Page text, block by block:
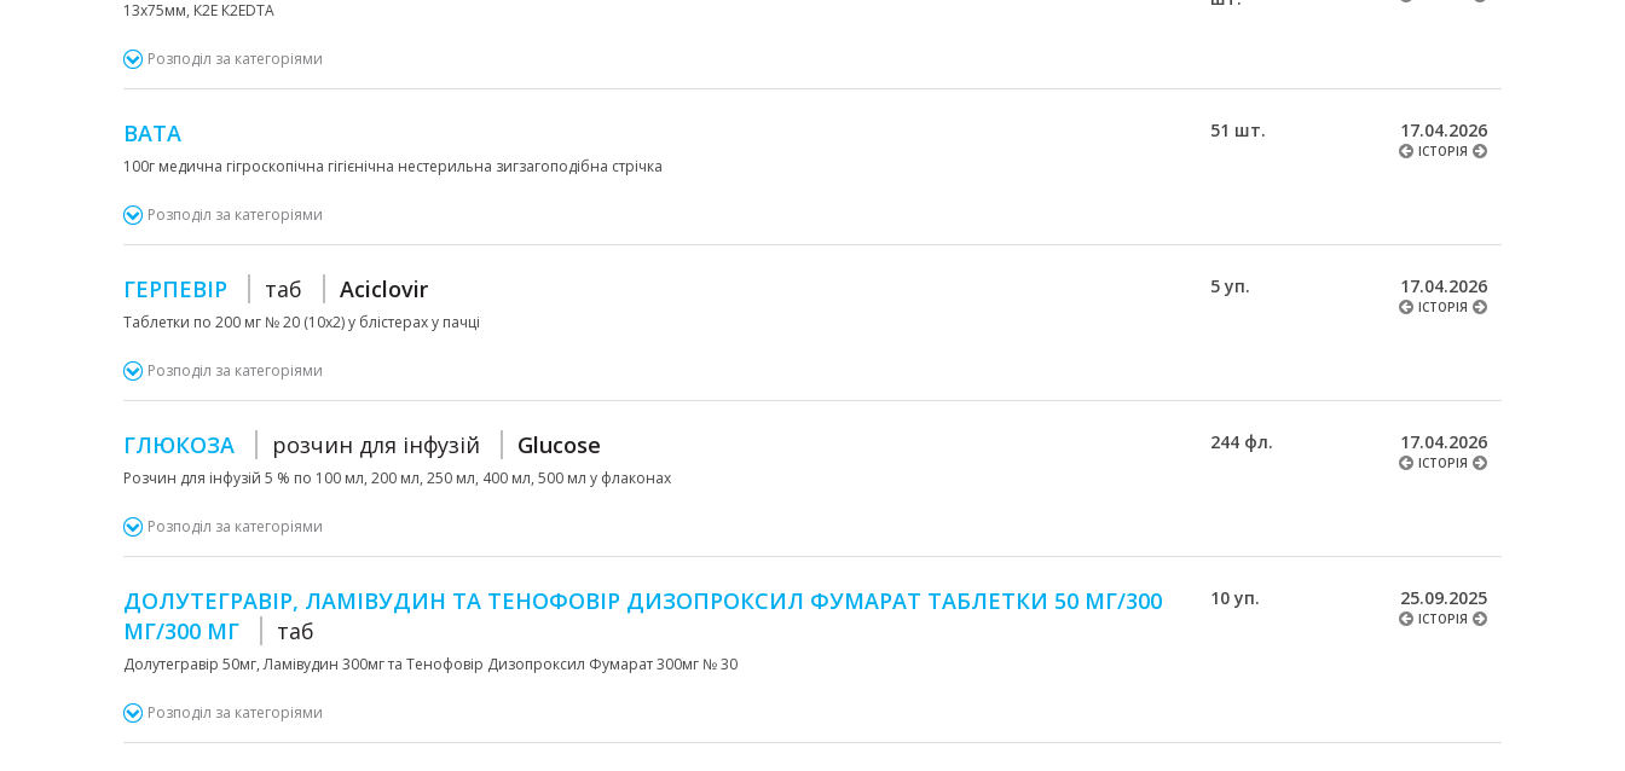
13х75мм, К2Е К2ЕDTA
Розподіл за категоріями
ВАТА
100г медична гігроскопічна гігієнічна нестерильна зигзагоподібна стрічка
51 шт. 17.04.2026
ІСТОРІЯ
Розподіл за категоріями
ГЕРПЕВІР таб Aciclovir
Таблетки по 200 мг № 20 (10х2) у блістерах у пачці
5 уп. 17.04.2026
ІСТОРІЯ
Розподіл за категоріями
ГЛЮКОЗА розчин для інфузій Glucose
Розчин для інфузій 5 % по 100 мл, 200 мл, 250 мл, 400 мл, 500 мл у флаконах
244 фл. 17.04.2026
ІСТОРІЯ
Розподіл за категоріями
ДОЛУТЕГРАВІР, ЛАМІВУДИН ТА ТЕНОФОВІР ДИЗОПРОКСИЛ ФУМАРАТ ТАБЛЕТКИ 50 МГ/300
МГ/300 МГ
таб
Долутегравір 50мг, Ламівудин 300мг та Тенофовір Дизопроксил Фумарат 300мг № 30
10 уп. 25.09.2025
ІСТОРІЯ
Розподіл за категоріями